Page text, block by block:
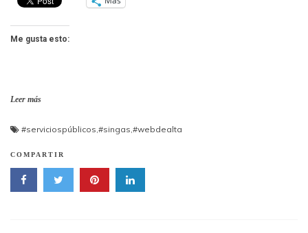
Me gusta esto:
Leer más
#serviciospúblicos #singas #webdealta
COMPARTIR